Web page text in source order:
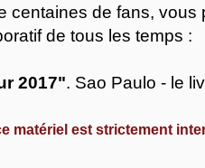
centaines de fans, vous
de tous les temps :
2017". Sao Paulo - le
matériel est strictement